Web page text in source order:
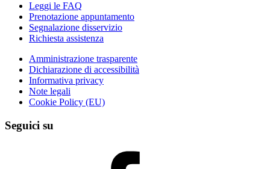
Leggi le FAQ
Prenotazione appuntamento
Segnalazione disservizio
Richiesta assistenza
Amministrazione trasparente
Dichiarazione di accessibilità
Informativa privacy
Note legali
Cookie Policy (EU)
Seguici su